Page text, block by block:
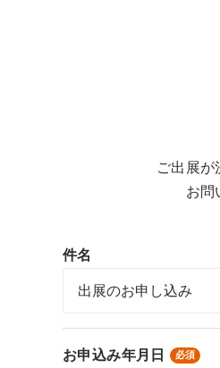
ご出展
お
件名
お申込み年月日 必須